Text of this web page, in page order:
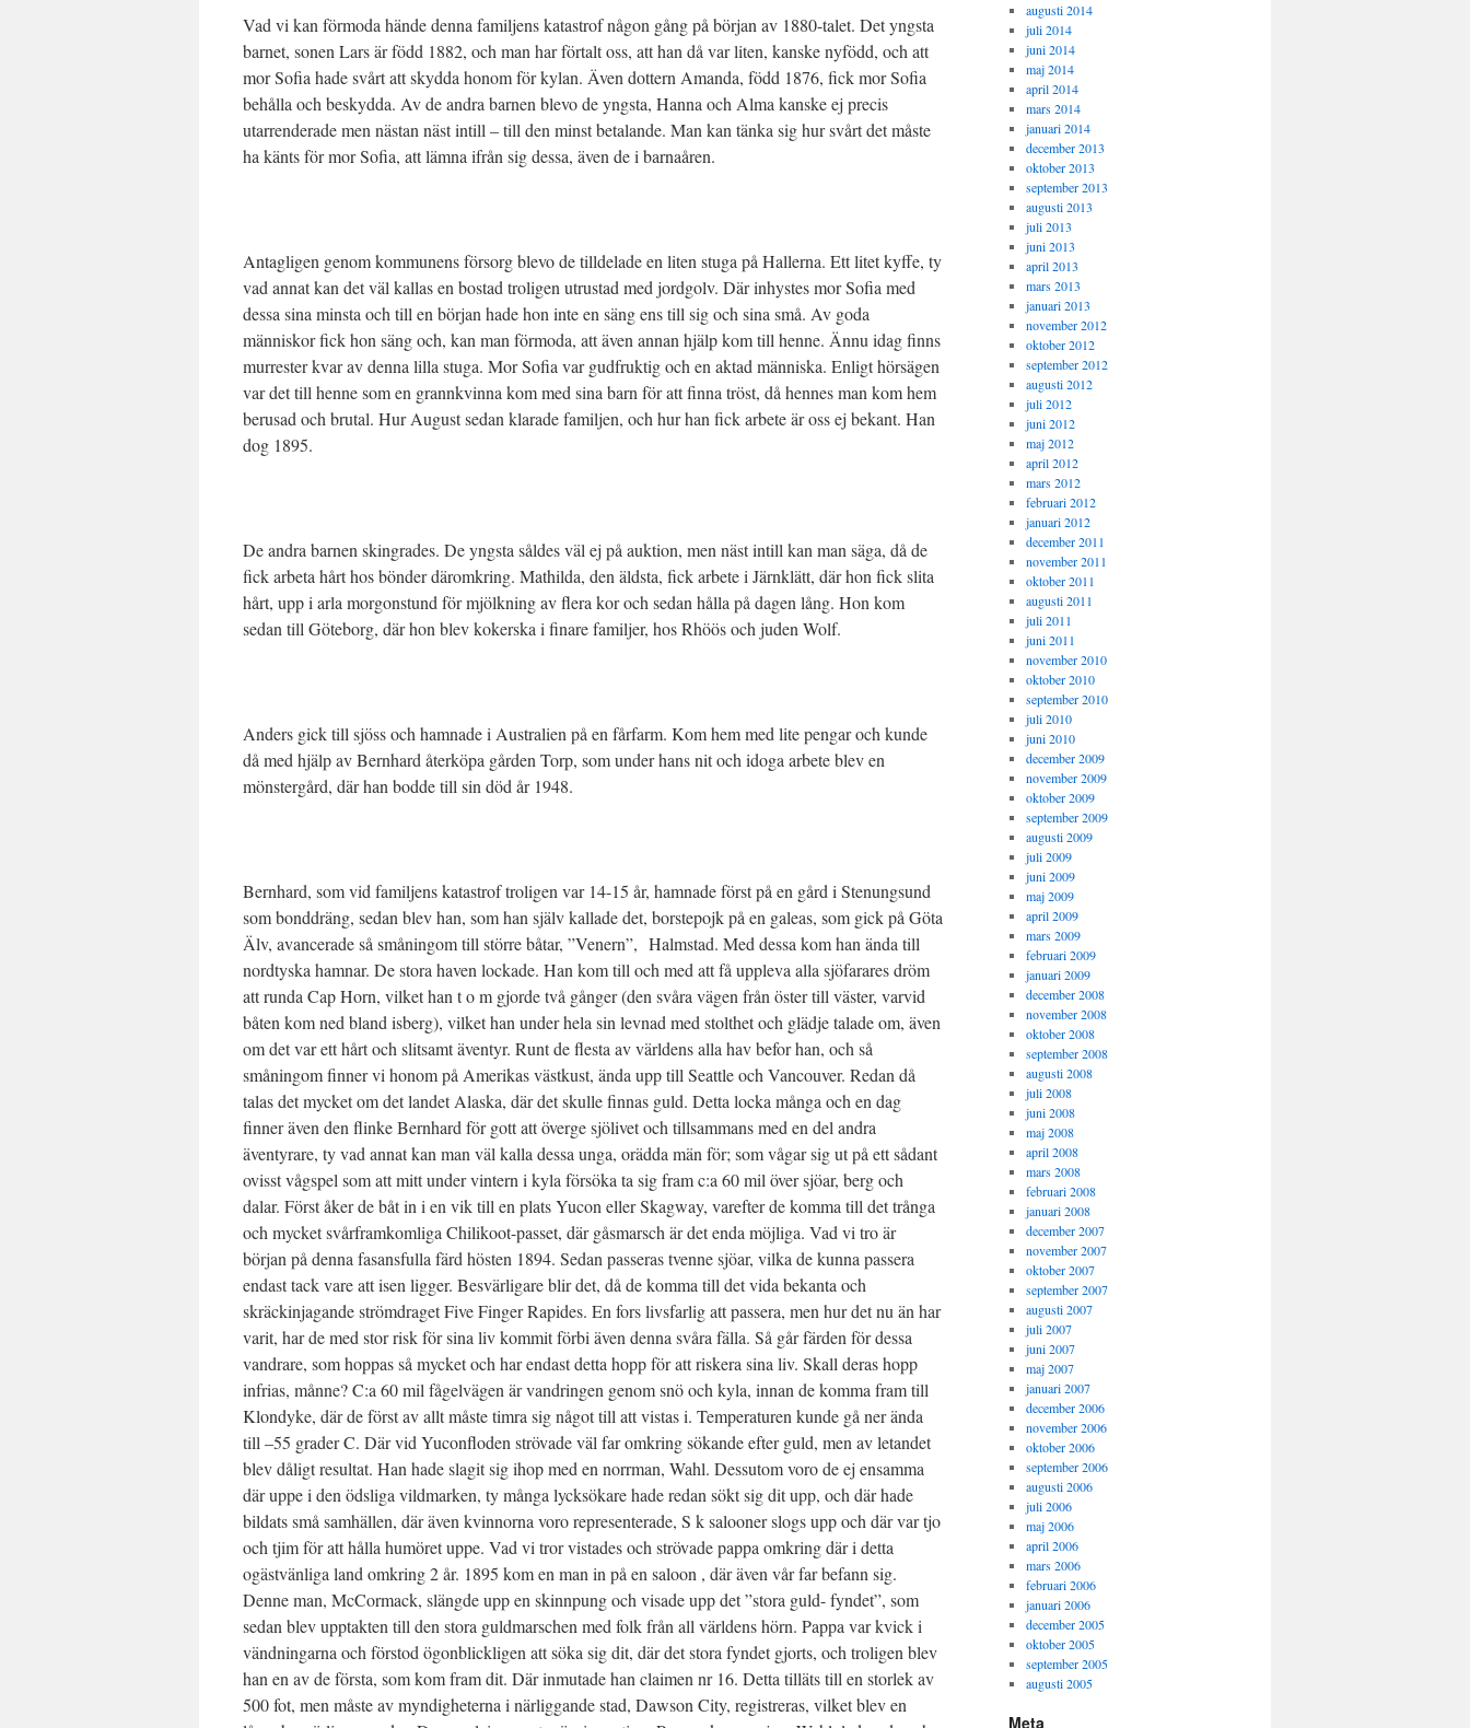
Vad vi kan förmoda hände denna familjens katastrof någon gång på början av 1880-talet. Det yngsta
barnet, sonen Lars är född 1882, och man har förtalt oss, att han då var liten, kanske nyfödd, och att
mor Sofia hade svårt att skydda honom för kylan. Även dottern Amanda, född 1876, fick mor Sofia
behålla och beskydda. Av de andra barnen blevo de yngsta, Hanna och Alma kanske ej precis
utarrenderade men nästan näst intill – till den minst betalande. Man kan tänka sig hur svårt det måste
ha känts för mor Sofia, att lämna ifrån sig dessa, även de i barnaåren.
Antagligen genom kommunens försorg blevo de tilldelade en liten stuga på Hallerna. Ett litet kyffe, ty
vad annat kan det väl kallas en bostad troligen utrustad med jordgolv. Där inhystes mor Sofia med
dessa sina minsta och till en början hade hon inte en säng ens till sig och sina små. Av goda
människor fick hon säng och, kan man förmoda, att även annan hjälp kom till henne. Ännu idag finns
murrester kvar av denna lilla stuga. Mor Sofia var gudfruktig och en aktad människa. Enligt hörsägen
var det till henne som en grannkvinna kom med sina barn för att finna tröst, då hennes man kom hem
berusad och brutal. Hur August sedan klarade familjen, och hur han fick arbete är oss ej bekant. Han
dog 1895.
De andra barnen skingrades. De yngsta såldes väl ej på auktion, men näst intill kan man säga, då de
fick arbeta hårt hos bönder däromkring. Mathilda, den äldsta, fick arbete i Järnklätt, där hon fick slita
hårt, upp i arla morgonstund för mjölkning av flera kor och sedan hålla på dagen lång. Hon kom
sedan till Göteborg, där hon blev kokerska i finare familjer, hos Rhöös och juden Wolf.
Anders gick till sjöss och hamnade i Australien på en fårfarm. Kom hem med lite pengar och kunde
då med hjälp av Bernhard återköpa gården Torp, som under hans nit och idoga arbete blev en
mönstergård, där han bodde till sin död år 1948.
Bernhard, som vid familjens katastrof troligen var 14-15 år, hamnade först på en gård i Stenungsund
som bonddräng, sedan blev han, som han själv kallade det, borstepojk på en galeas, som gick på Göta
Älv, avancerade så småningom till större båtar, ”Venern”, Halmstad. Med dessa kom han ända till
nordtyska hamnar. De stora haven lockade. Han kom till och med att få uppleva alla sjöfarares dröm
att runda Cap Horn, vilket han t o m gjorde två gånger (den svåra vägen från öster till väster, varvid
båten kom ned bland isberg), vilket han under hela sin levnad med stolthet och glädje talade om, även
om det var ett hårt och slitsamt äventyr. Runt de flesta av världens alla hav befor han, och så
småningom finner vi honom på Amerikas västkust, ända upp till Seattle och Vancouver. Redan då
talas det mycket om det landet Alaska, där det skulle finnas guld. Detta locka många och en dag
finner även den flinke Bernhard för gott att överge sjölivet och tillsammans med en del andra
äventyrare, ty vad annat kan man väl kalla dessa unga, orädda män för; som vågar sig ut på ett sådant
ovisst vågspel som att mitt under vintern i kyla försöka ta sig fram c:a 60 mil över sjöar, berg och
dalar. Först åker de båt in i en vik till en plats Yucon eller Skagway, varefter de komma till det trånga
och mycket svårframkomliga Chilikoot-passet, där gåsmarsch är det enda möjliga. Vad vi tro är
början på denna fasansfulla färd hösten 1894. Sedan passeras tvenne sjöar, vilka de kunna passera
endast tack vare att isen ligger. Besvärligare blir det, då de komma till det vida bekanta och
skräckinjagande strömdraget Five Finger Rapides. En fors livsfarlig att passera, men hur det nu än har
varit, har de med stor risk för sina liv kommit förbi även denna svåra fälla. Så går färden för dessa
vandrare, som hoppas så mycket och har endast detta hopp för att riskera sina liv. Skall deras hopp
infrias, månne? C:a 60 mil fågelvägen är vandringen genom snö och kyla, innan de komma fram till
Klondyke, där de först av allt måste timra sig något till att vistas i. Temperaturen kunde gå ner ända
till –55 grader C. Där vid Yuconfloden strövade väl far omkring sökande efter guld, men av letandet
blev dåligt resultat. Han hade slagit sig ihop med en norrman, Wahl. Dessutom voro de ej ensamma
där uppe i den ödsliga vildmarken, ty många lycksökare hade redan sökt sig dit upp, och där hade
bildats små samhällen, där även kvinnorna voro representerade, S k salooner slogs upp och där var tjo
och tjim för att hålla humöret uppe. Vad vi tror vistades och strövade pappa omkring där i detta
ogästvänliga land omkring 2 år. 1895 kom en man in på en saloon , där även vår far befann sig.
Denne man, McCormack, slängde upp en skinnpung och visade upp det ”stora guld- fyndet”, som
sedan blev upptakten till den stora guldmarschen med folk från all världens hörn. Pappa var kvick i
vändningarna och förstod ögonblickligen att söka sig dit, där det stora fyndet gjorts, och troligen blev
han en av de första, som kom fram dit. Där inmutade han claimen nr 16. Detta tilläts till en storlek av
500 fot, men måste av myndigheterna i närliggande stad, Dawson City, registreras, vilket blev en
augusti 2014
juli 2014
juni 2014
maj 2014
april 2014
mars 2014
januari 2014
december 2013
oktober 2013
september 2013
augusti 2013
juli 2013
juni 2013
april 2013
mars 2013
januari 2013
november 2012
oktober 2012
september 2012
augusti 2012
juli 2012
juni 2012
maj 2012
april 2012
mars 2012
februari 2012
januari 2012
december 2011
november 2011
oktober 2011
augusti 2011
juli 2011
juni 2011
november 2010
oktober 2010
september 2010
juli 2010
juni 2010
december 2009
november 2009
oktober 2009
september 2009
augusti 2009
juli 2009
juni 2009
maj 2009
april 2009
mars 2009
februari 2009
januari 2009
december 2008
november 2008
oktober 2008
september 2008
augusti 2008
juli 2008
juni 2008
maj 2008
april 2008
mars 2008
februari 2008
januari 2008
december 2007
november 2007
oktober 2007
september 2007
augusti 2007
juli 2007
juni 2007
maj 2007
januari 2007
december 2006
november 2006
oktober 2006
september 2006
augusti 2006
juli 2006
maj 2006
april 2006
mars 2006
februari 2006
januari 2006
december 2005
oktober 2005
september 2005
augusti 2005
Meta